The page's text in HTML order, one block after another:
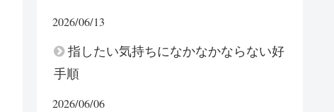
2026/06/13
指したい気持ちになかなかならない好
手順
2026/06/06